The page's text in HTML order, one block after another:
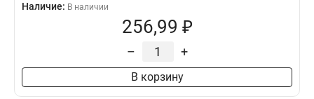
Наличие: В наличии
256,99 ₽
– +
В корзину